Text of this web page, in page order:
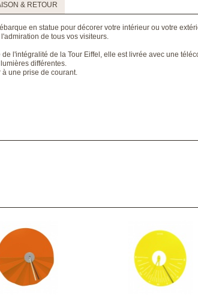
& RETOUR
en statue pour décorer votre intérieur ou votre
de tous vos visiteurs.
l'intégralité de la Tour Eiffel, elle est livrée avec une
différentes.
une prise de courant.